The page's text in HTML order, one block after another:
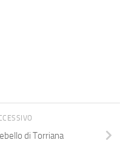
di Torriana